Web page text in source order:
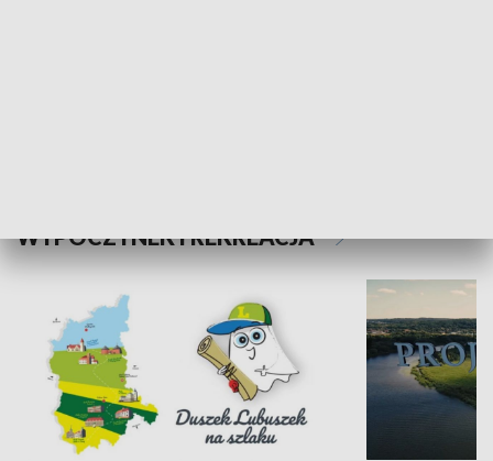
WYPOCZYNEK I REKREACJA